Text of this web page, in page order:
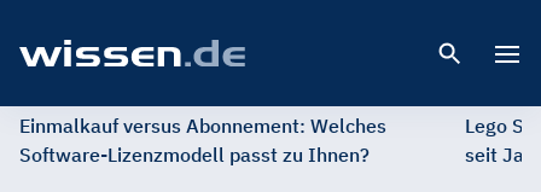
Einmalkauf versus Abonnement: Welches
Software-Lizenzmodell passt zu Ihnen?
Lego
seit